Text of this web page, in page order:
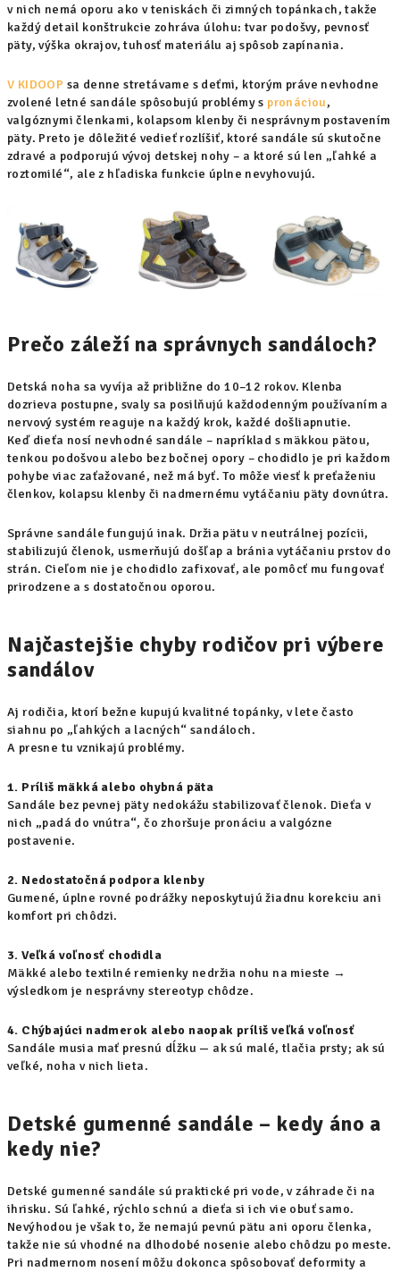
v nich nemá oporu ako v teniskách či zimných topánkach, takže
každý detail konštrukcie zohráva úlohu: tvar podošvy, pevnosť
päty, výška okrajov, tuhosť materiálu aj spôsob zapínania.
V KIDOOP sa denne stretávame s deťmi, ktorým práve nevhodne
zvolené letné sandále spôsobujú problémy s pronáciou,
valgóznymi členkami, kolapsom klenby či nesprávnym postavením
päty. Preto je dôležité vedieť rozlíšiť, ktoré sandále sú skutočne
zdravé a podporujú vývoj detskej nohy – a ktoré sú len „ľahké a
roztomilé“, ale z hľadiska funkcie úplne nevyhovujú.
Prečo záleží na správnych sandáloch?
Detská noha sa vyvíja až približne do 10–12 rokov. Klenba
dozrieva postupne, svaly sa posilňujú každodenným používaním a
nervový systém reaguje na každý krok, každé došliapnutie.
Keď dieťa nosí nevhodné sandále – napríklad s mäkkou pätou,
tenkou podošvou alebo bez bočnej opory – chodidlo je pri každom
pohybe viac zaťažované, než má byť. To môže viesť k preťaženiu
členkov, kolapsu klenby či nadmernému vytáčaniu päty dovnútra.
Správne sandále fungujú inak. Držia pätu v neutrálnej pozícii,
stabilizujú členok, usmerňujú došľap a bránia vytáčaniu prstov do
strán. Cieľom nie je chodidlo zafixovať, ale pomôcť mu fungovať
prirodzene a s dostatočnou oporou.
Najčastejšie chyby rodičov pri výbere
sandálov
Aj rodičia, ktorí bežne kupujú kvalitné topánky, v lete často
siahnu po „ľahkých a lacných“ sandáloch.
A presne tu vznikajú problémy.
1. Príliš mäkká alebo ohybná päta
Sandále bez pevnej päty nedokážu stabilizovať členok. Dieťa v
nich „padá do vnútra“, čo zhoršuje pronáciu a valgózne
postavenie.
2. Nedostatočná podpora klenby
Gumené, úplne rovné podrážky neposkytujú žiadnu korekciu ani
komfort pri chôdzi.
3. Veľká voľnosť chodidla
Mäkké alebo textilné remienky nedržia nohu na mieste →
výsledkom je nesprávny stereotyp chôdze.
4. Chýbajúci nadmerok alebo naopak príliš veľká voľnosť
Sandále musia mať presnú dĺžku — ak sú malé, tlačia prsty; ak sú
veľké, noha v nich lieta.
Detské gumenné sandále – kedy áno a
kedy nie?
Detské gumenné sandále sú praktické pri vode, v záhrade či na
ihrisku. Sú ľahké, rýchlo schnú a dieťa si ich vie obuť samo.
Nevýhodou je však to, že nemajú pevnú pätu ani oporu členka,
takže nie sú vhodné na dlhodobé nosenie alebo chôdzu po meste.
Pri nadmernom nosení môžu dokonca spôsobovať deformity a